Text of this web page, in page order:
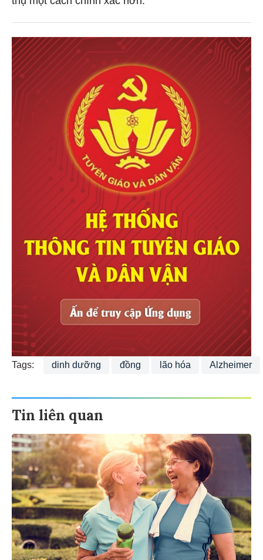
Tags: dinh dưỡng đồng lão hóa Alzheimer
Tin liên quan